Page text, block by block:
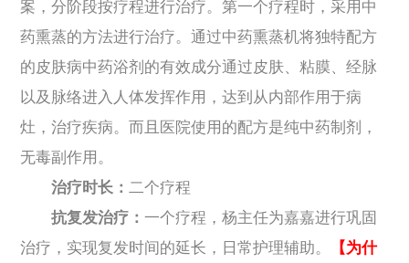
案，分阶段按疗程进行治疗。第一个疗程时，采用中
药熏蒸的方法进行治疗。通过中药熏蒸机将独特配方
的皮肤病中药浴剂的有效成分通过皮肤、粘膜、经脉
以及脉络进入人体发挥作用，达到从内部作用于病
灶，治疗疾病。而且医院使用的配方是纯中药制剂，
无毒副作用。
治疗时长： 二个疗程
抗复发治疗： 一个疗程，杨主任为嘉嘉进行巩固
治疗，实现复发时间的延长，日常护理辅助。
【为什